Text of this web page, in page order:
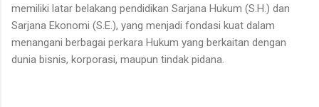
memiliki latar belakang pendidikan Sarjana Hukum (S.H.) dan
Sarjana Ekonomi (S.E.), yang menjadi fondasi kuat dalam
menangani berbagai perkara Hukum yang berkaitan dengan
dunia bisnis, korporasi, maupun tindak pidana.